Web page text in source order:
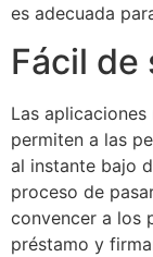
es adecuada
Fácil de
Las
permiten a las
al instante bajo
proceso de
convencer a los
préstamo y